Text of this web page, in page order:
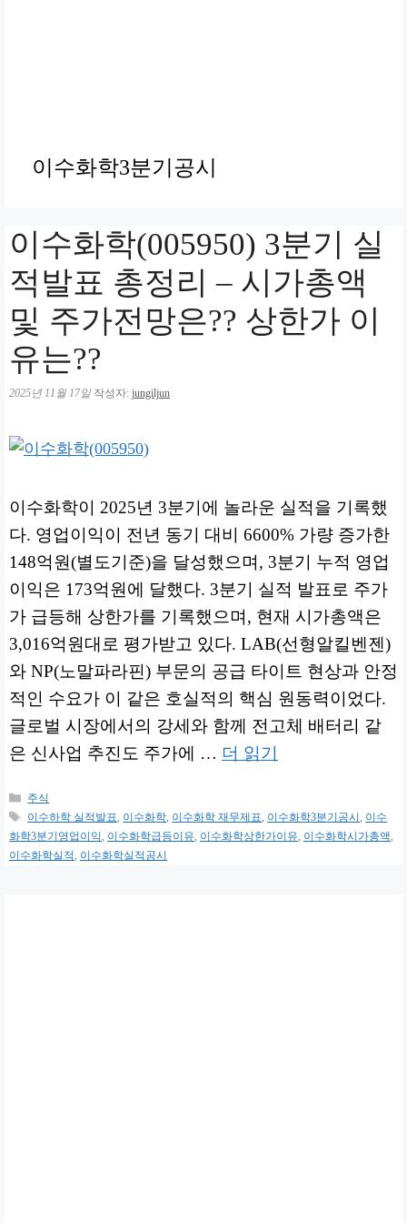
이수화학3분기공시
이수화학(005950) 3분기 실
적발표 총정리 – 시가총액
및 주가전망은?? 상한가 이
유는??
2025년 11월 17일 작성자: jungiljun
이수화학이 2025년 3분기에 놀라운 실적을 기록했
다. 영업이익이 전년 동기 대비 6600% 가량 증가한
148억원(별도기준)을 달성했으며, 3분기 누적 영업
이익은 173억원에 달했다. 3분기 실적 발표로 주가
가 급등해 상한가를 기록했으며, 현재 시가총액은
3,016억원대로 평가받고 있다. LAB(선형알킬벤젠)
와 NP(노말파라핀) 부문의 공급 타이트 현상과 안정
적인 수요가 이 같은 호실적의 핵심 원동력이었다.
글로벌 시장에서의 강세와 함께 전고체 배터리 같
은 신사업 추진도 주가에 … 더 읽기
카
테
고
리
주식
태
그
이수하학 실적발표, 이수화학, 이수화학 재무제표, 이수화학3분기공시, 이수
화학3분기영업이익, 이수화학급등이유, 이수화학상한가이유, 이수화학시가총액,
이수화학실적, 이수화학실적공시